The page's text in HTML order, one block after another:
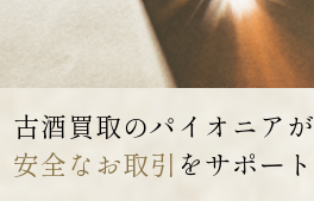
古酒買取のパイオニアが
安全なお取引 をサポート